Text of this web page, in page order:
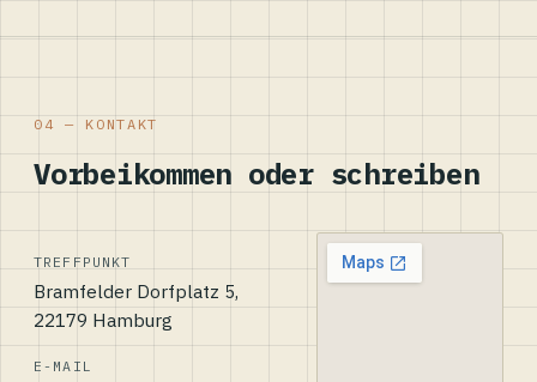
04 — KONTAKT
Vorbeikommen oder schreiben
TREFFPUNKT
Bramfelder Dorfplatz 5,
22179 Hamburg
E-MAIL